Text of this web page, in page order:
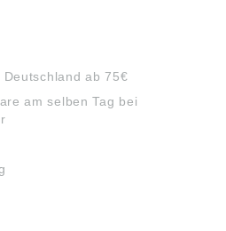
ab 75€
am selben Tag bei